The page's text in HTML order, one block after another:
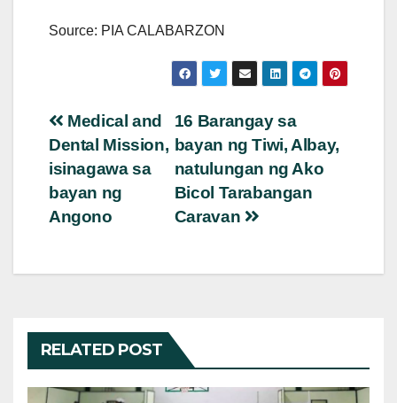
Source: PIA CALABARZON
Post
navigation
16 Barangay sa
bayan ng Tiwi, Albay,
natulungan ng Ako
Bicol Tarabangan
Caravan
Medical and
Dental Mission,
isinagawa sa
bayan ng
Angono
RELATED POST